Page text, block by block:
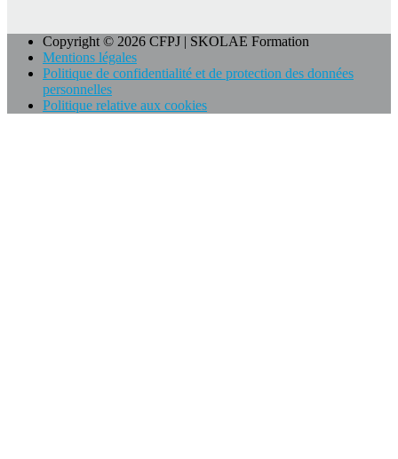
Copyright © 2026 CFPJ | SKOLAE Formation
Mentions légales
Politique de confidentialité et de protection des données
personnelles
Politique relative aux cookies